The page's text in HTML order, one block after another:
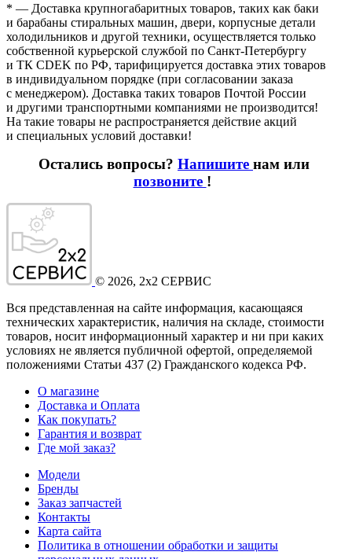
* — Доставка крупногабаритных товаров, таких как баки
и барабаны стиральных машин, двери, корпусные детали
холодильников и другой техники, осуществляется только
собственной курьерской службой по Санкт-Петербургу
и ТК CDEK по РФ, тарифицируется доставка этих товаров
в индивидуальном порядке (при согласовании заказа
с менеджером). Доставка таких товаров Почтой России
и другими транспортными компаниями не производится!
На такие товары не распространяется действие акций
и специальных условий доставки!
Остались вопросы? Напишите нам или
позвоните !
© 2026, 2x2 СЕРВИС
Вся представленная на сайте информация, касающаяся
технических характеристик, наличия на складе, стоимости
товаров, носит информационный характер и ни при каких
условиях не является публичной офертой, определяемой
положениями Статьи 437 (2) Гражданского кодекса РФ.
О магазине
Доставка и Оплата
Как покупать?
Гарантия и возврат
Где мой заказ?
Модели
Бренды
Заказ запчастей
Контакты
Карта сайта
Политика в отношении обработки и защиты